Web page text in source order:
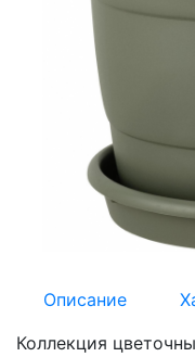
Описание
Коллекция